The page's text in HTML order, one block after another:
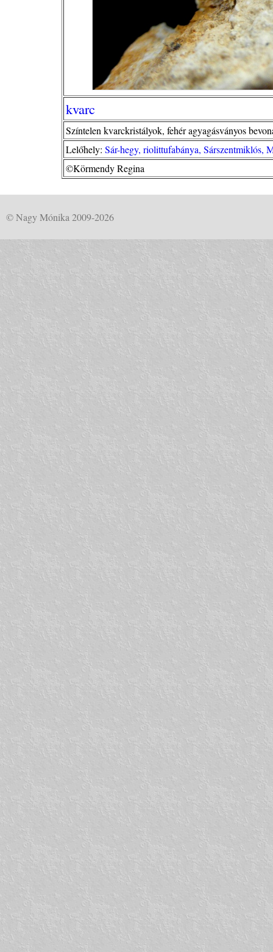
kvarc
Színtelen kvarckristályok, fehér agyagásványos
Lelőhely: Sár-hegy, riolittufabánya, Sárszentmiklós,
©Körmendy Regina
© Nagy Mónika 2009-2026